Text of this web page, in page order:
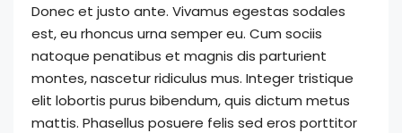
Donec et justo ante. Vivamus egestas sodales
est, eu rhoncus urna semper eu. Cum sociis
natoque penatibus et magnis dis parturient
montes, nascetur ridiculus mus. Integer tristique
elit lobortis purus bibendum, quis dictum metus
mattis. Phasellus posuere felis sed eros porttitor